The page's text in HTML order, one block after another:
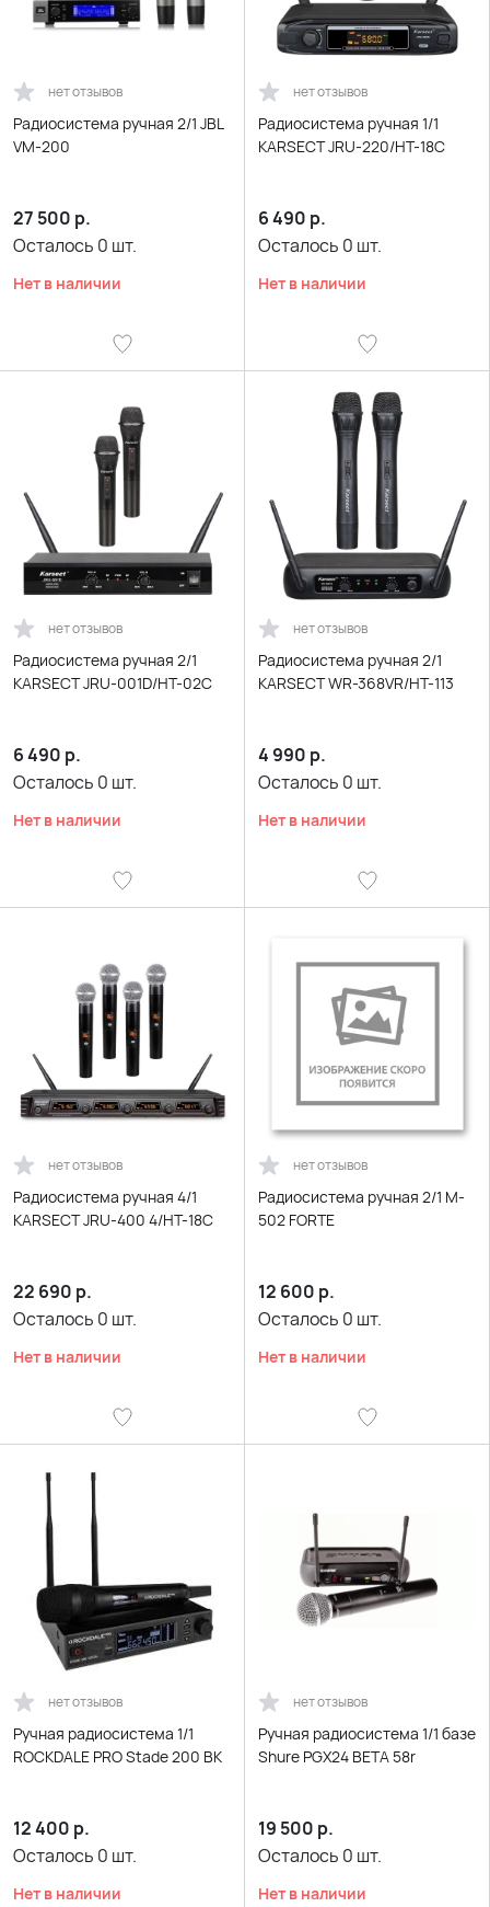
нет отзывов
Радиосистема ручная 2/1 JBL
VM-200
27 500 р.
Осталось 0 шт.
Нет в наличии
нет отзывов
Радиосистема ручная 1/1
KARSECT JRU-220/HT-18C
6 490 р.
Осталось 0 шт.
Нет в наличии
нет отзывов
Радиосистема ручная 2/1
KARSECT JRU-001D/HT-02C
6 490 р.
Осталось 0 шт.
Нет в наличии
нет отзывов
Радиосистема ручная 2/1
KARSECT WR-368VR/HT-113
4 990 р.
Осталось 0 шт.
Нет в наличии
нет отзывов
Радиосистема ручная 4/1
KARSECT JRU-400 4/HT-18C
22 690 р.
Осталось 0 шт.
Нет в наличии
нет отзывов
Радиосистема ручная 2/1 M-
502 FORTE
12 600 р.
Осталось 0 шт.
Нет в наличии
нет отзывов
Ручная радиосистема 1/1
ROCKDALE PRO Stade 200 BK
12 400 р.
Осталось 0 шт.
Нет в наличии
нет отзывов
Ручная радиосистема 1/1 базе
Shure PGX24 BETA 58r
19 500 р.
Осталось 0 шт.
Нет в наличии